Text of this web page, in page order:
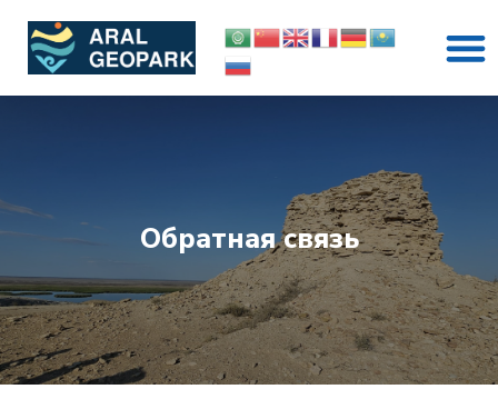
содержимому
Обратная связь